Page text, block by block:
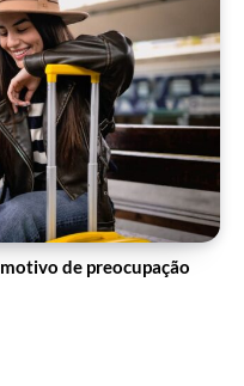
de preocupação